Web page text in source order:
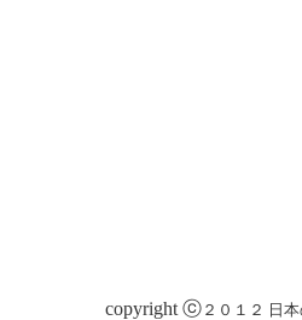
copyright ⓒ２０１２ 日